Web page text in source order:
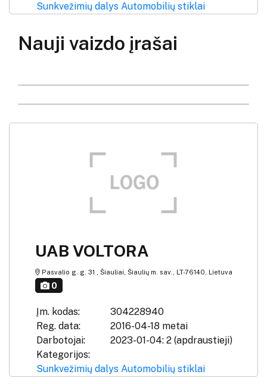
Sunkvežimių dalys Automobilių stiklai
Nauji vaizdo įrašai
UAB VOLTORA
Pasvalio g. g. 31 , Šiauliai, Šiaulių m. sav., LT-76140, Lietuva
0
Įm. kodas:
304228940
Reg. data:
2016-04-18 metai
Darbotojai:
2023-01-04: 2 (apdraustieji)
Kategorijos:
Sunkvežimių dalys Automobilių stiklai